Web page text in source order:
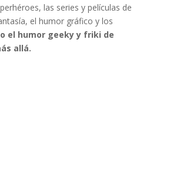
las series y películas de
el humor gráfico y los
el humor geeky y friki de
allá.